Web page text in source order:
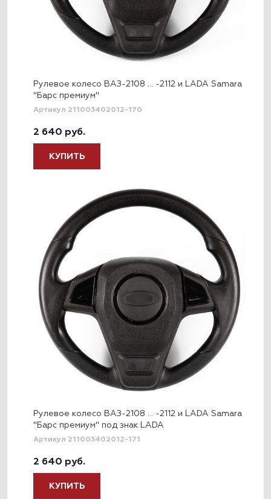
Рулевое колесо ВАЗ-2108 … -2112 и LADA Samara
"Барс премиум"
Артикул 211003402012-170
2 640 руб.
КУПИТЬ
Рулевое колесо ВАЗ-2108 … -2112 и LADA Samara
"Барс премиум" под знак LADA
Артикул 211003402012-171
2 640 руб.
КУПИТЬ